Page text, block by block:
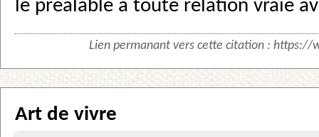
le préalable à toute relation vraie
Lien permanant vers cette citation : https://
Art de vivre